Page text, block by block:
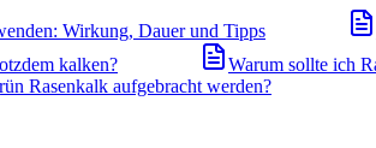
Wirkung, Dauer und Tipps
kalken?
Warum sollte ich
Rasenkalk aufgebracht werden?